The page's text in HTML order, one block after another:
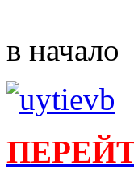
в начало